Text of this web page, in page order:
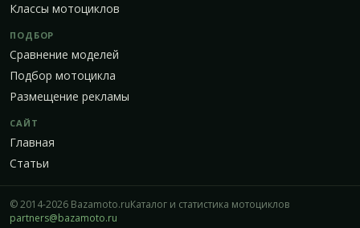
Классы мотоциклов
ПОДБОР
Сравнение моделей
Подбор мотоцикла
Размещение рекламы
САЙТ
Главная
Статьи
© 2014-2026 Bazamoto.ruКаталог и статистика мотоциклов
partners@bazamoto.ru